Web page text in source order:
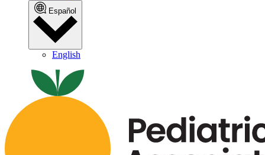
Español
English